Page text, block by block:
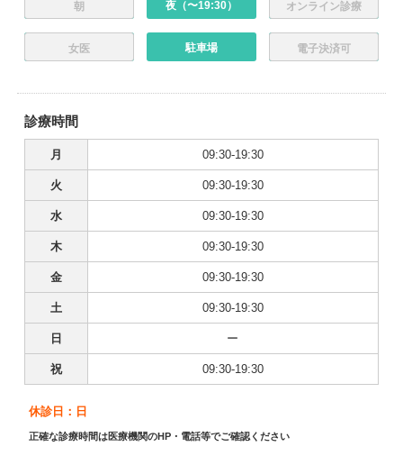
朝 夜（〜19:30） オンライン診療
女医 駐車場 電子決済可
診療時間
月 09:30-19:30
火 09:30-19:30
水 09:30-19:30
木 09:30-19:30
金 09:30-19:30
土 09:30-19:30
日 ー
祝 09:30-19:30
休診日：日
正確な診療時間は医療機関のHP・電話等でご確認ください